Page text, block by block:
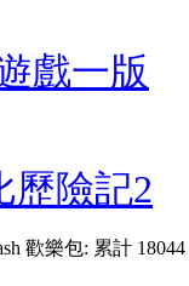
戲一版
歷險記2
歡樂包: 累計 18044